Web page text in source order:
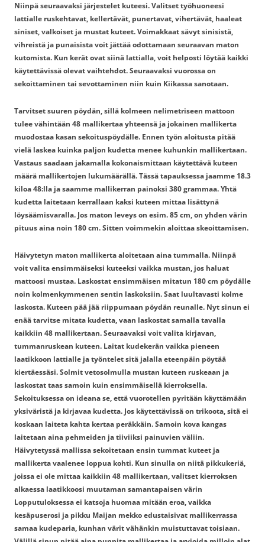
Niinpä seuraavaksi järjestelet kuteesi. Valitset työhuoneesi
lattialle ruskehtavat, kellertävät, punertavat, vihertävät, haaleat
siniset, valkoiset ja mustat kuteet. Voimakkaat sävyt sinisistä,
vihreistä ja punaisista voit jättää odottamaan seuraavan maton
kutomista. Kun kerät ovat siinä lattialla, voit helposti löytää kaikki
käytettävissä olevat vaihtehdot. Seuraavaksi vuorossa on
sekoittaminen tai sevottaminen niin kuin Kiikassa sanotaan.
Tarvitset suuren pöydän, sillä kolmeen nelimetriseen mattoon
tulee vähintään 48 mallikertaa yhteensä ja jokainen mallikerta
muodostaa kasan sekoituspöydälle. Ennen työn aloitusta pitää
vielä laskea kuinka paljon kudetta menee kuhunkin mallikertaan.
Vastaus saadaan jakamalla kokonaismittaan käytettävä kuteen
määrä mallikertojen lukumäärällä. Tässä tapauksessa jaamme 18.3
kiloa 48:lla ja saamme mallikerran painoksi 380 grammaa. Yhtä
kudetta laitetaan kerrallaan kaksi kuteen mittaa lisättynä
löysäämisvaralla. Jos maton leveys on esim. 85 cm, on yhden värin
pituus aina noin 180 cm. Sitten voimmekin aloittaa skeoittamisen.
Häivytetyn maton mallikerta aloitetaan aina tummalla. Niinpä
voit valita ensimmäiseksi kuteeksi vaikka mustan, jos haluat
mattoosi mustaa. Laskostat ensimmäisen mitatun 180 cm pöydälle
noin kolmenkymmenen sentin laskoksiin. Saat luultavasti kolme
laskosta. Kuteen pää jää riippumaan pöydän reunalle. Nyt sinun ei
enää tarvitse mitata kudetta, vaan laskostat samalla tavalla
kaikkiin 48 mallikertaan. Seuraavaksi voit valita kirjavan,
tummanruskean kuteen. Laitat kudekerän vaikka pieneen
laatikkoon lattialle ja työntelet sitä jalalla eteenpäin pöytää
kiertäessäsi. Solmit vetosolmulla mustan kuteen ruskeaan ja
laskostat taas samoin kuin ensimmäisellä kierroksella.
Sekoituksessa on ideana se, että vuorotellen pyritään käyttämään
yksiväristä ja kirjavaa kudetta. Jos käytettävissä on trikoota, sitä ei
koskaan laiteta kahta kertaa peräkkäin. Samoin kova kangas
laitetaan aina pehmeiden ja tiiviiksi painuvien väliin.
Häivytetyssä mallissa sekoitetaan ensin tummat kuteet ja
mallikerta vaalenee loppua kohti. Kun sinulla on niitä pikkukeriä,
joissa ei ole mittaa kaikkiin 48 mallikertaan, valitset kierroksen
alkaessa laatikkoosi muutaman samantapaisen värin
Lopputuloksessa ei katsoja huomaa mitään eroa, vaikka
kesäpuserosi ja pikku Maijan mekko edustaisivat mallikerrassa
samaa kudeparia, kunhan värit vähänkin muistuttavat toisiaan.